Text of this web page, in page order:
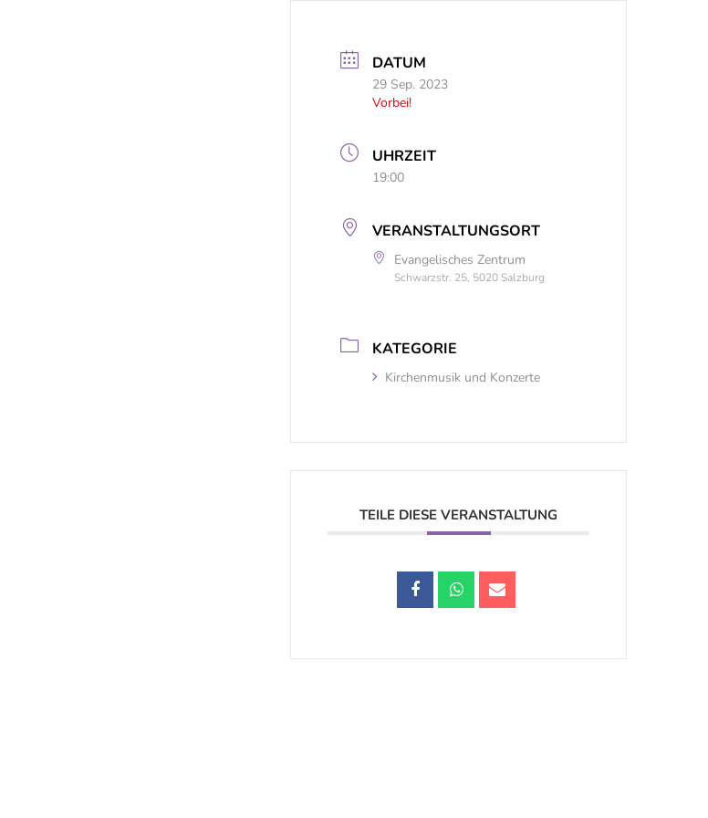
DATUM
29 Sep. 2023
Vorbei!
UHRZEIT
19:00
VERANSTALTUNGSORT
Evangelisches Zentrum
Schwarzstr. 25, 5020 Salzburg
KATEGORIE
Kirchenmusik und Konzerte
TEILE DIESE VERANSTALTUNG